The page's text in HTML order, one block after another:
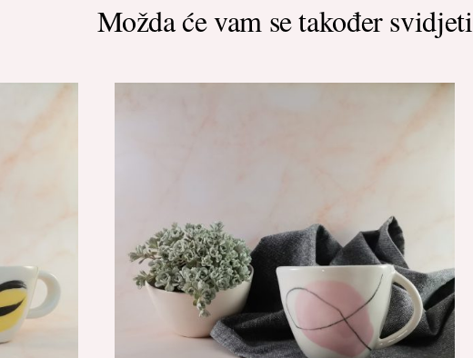
Možda će vam se također svidjeti
DETALJI